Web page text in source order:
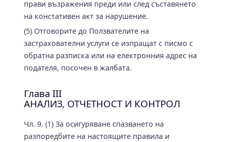
прави възражения преди или след съставянето
на констативен акт за нарушение.
(5) Отговорите до Ползвателите на
застрахователни услуги се изпращат с писмо с
обратна разписка или на електронния адрес на
подателя, посочен в жалбата.
Глава III
АНАЛИЗ, ОТЧЕТНОСТ И КОНТРОЛ
Чл. 9. (1) За осигуряване спазването на
разпоредбите на настоящите правила и